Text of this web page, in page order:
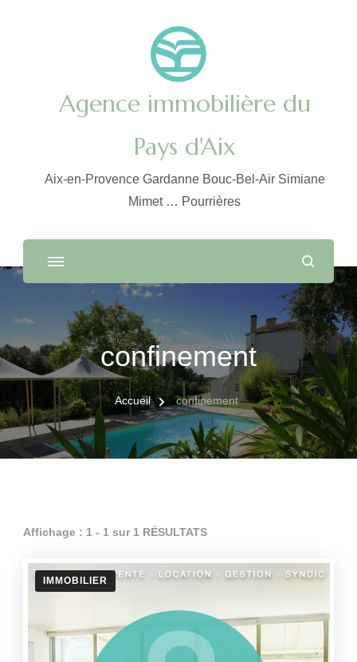
Agence immobilière du
Pays d'Aix
Aix-en-Provence Gardanne Bouc-Bel-Air Simiane
Mimet … Pourrières
confinement
Accueil confinement
Affichage : 1 - 1 sur 1 RÉSULTATS
IMMOBILIER